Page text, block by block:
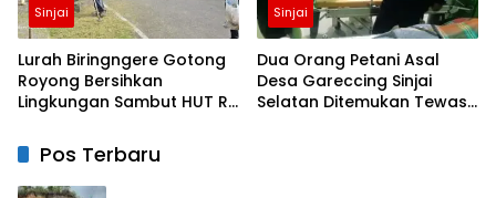
Sinjai
Lurah Biringngere Gotong
Royong Bersihkan
Lingkungan Sambut HUT RI
Sinjai
Dua Orang Petani Asal
Desa Gareccing Sinjai
Selatan Ditemukan Tewas,
Pos Terbaru